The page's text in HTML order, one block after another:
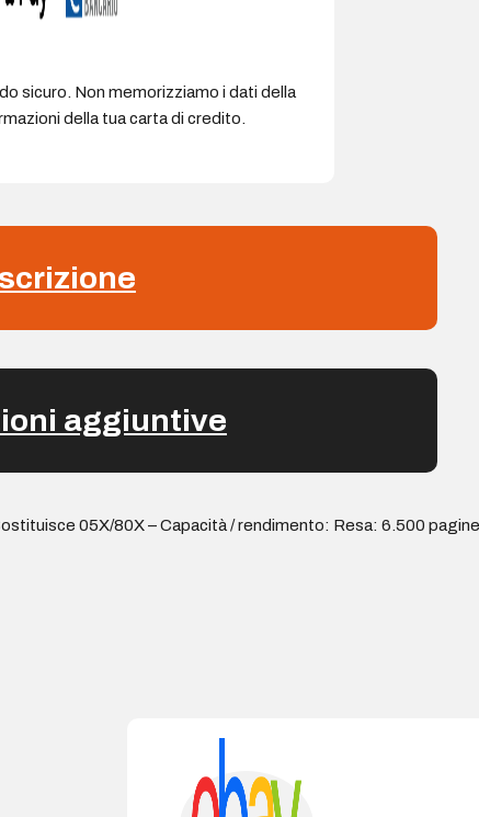
sicuro. Non memorizziamo i dati della
della tua carta di credito.
aggiuntive
05X/80X – Capacità / rendimento: Resa: 6.500